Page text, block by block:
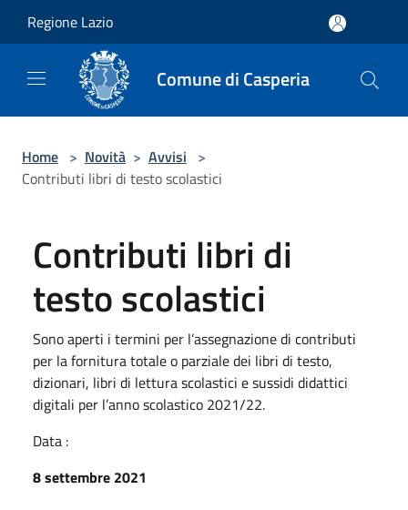
Regione Lazio
Comune di Casperia
Home > Novità > Avvisi >
Contributi libri di testo scolastici
Contributi libri di
testo scolastici
Sono aperti i termini per l’assegnazione di contributi
per la fornitura totale o parziale dei libri di testo,
dizionari, libri di lettura scolastici e sussidi didattici
digitali per l’anno scolastico 2021/22.
Data :
8 settembre 2021